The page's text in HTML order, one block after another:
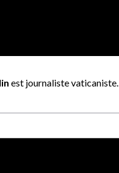
est journaliste vaticaniste.